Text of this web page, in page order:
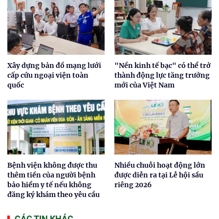
Xây dựng bản đồ mạng lưới
cấp cứu ngoại viện toàn
quốc
"Nền kinh tế bạc" có thể trở
thành động lực tăng trưởng
mới của Việt Nam
Bệnh viện không được thu
thêm tiền của người bệnh
bảo hiểm y tế nếu không
đăng ký khám theo yêu cầu
Nhiều chuỗi hoạt động lớn
được diễn ra tại Lễ hội sầu
riêng 2026